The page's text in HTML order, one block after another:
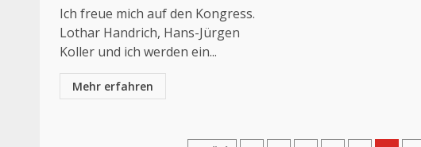
Ich freue mich auf den Kongress.
Lothar Handrich, Hans-Jürgen
Koller und ich werden ein...
Mehr erfahren